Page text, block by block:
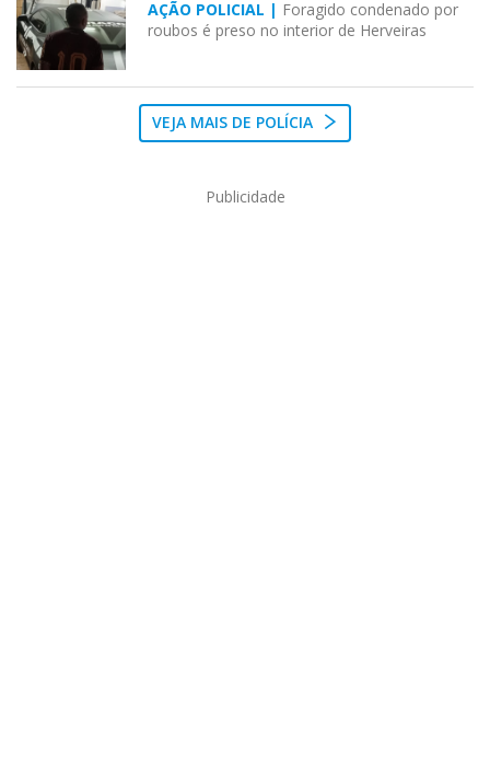
AÇÃO POLICIAL | Foragido condenado por
roubos é preso no interior de Herveiras
VEJA MAIS DE POLÍCIA
Publicidade